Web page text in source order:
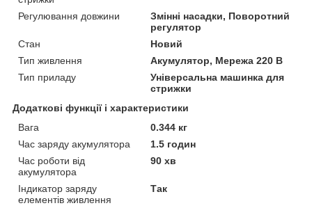
Регулювання довжини
Змінні насадки, Поворотний
регулятор
Стан
Новий
Тип живлення
Акумулятор, Мережа 220 В
Тип приладу
Універсальна машинка для
стрижки
Додаткові функції і характеристики
Вага
0.344 кг
Час заряду акумулятора
1.5 годин
Час роботи від
акумулятора
90 хв
Індикатор заряду
елементів живлення
Так